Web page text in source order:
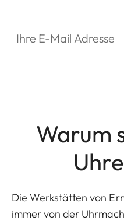
Warum
Die Werkstätten von
immer von der